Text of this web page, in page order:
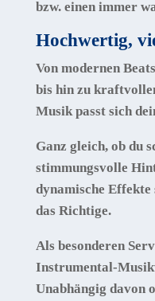
bzw. einen immer
Hochwertig,
Von modernen
bis hin zu
Musik passt sich
Ganz gleich, ob du
stimmungsvolle
dynamische Effekte
das Richtige.
Als besonderen
Instrumental-
Unabhängig davon